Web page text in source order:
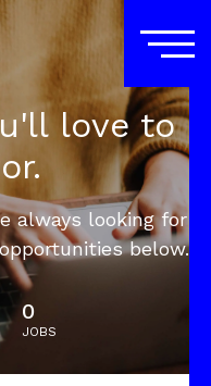
love to
always looking for
below.
0
JOBS